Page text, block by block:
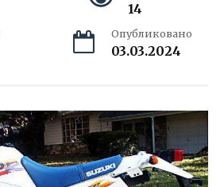
14
Опубликовано
03.03.2024